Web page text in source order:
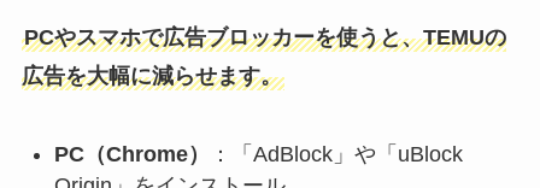
PCやスマホで広告ブロッカーを使うと、TEMUの
広告を大幅に減らせます。
PC（Chrome）
：「AdBlock」や「uBlock